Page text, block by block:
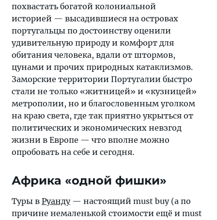
похвастать богатой колониальной
историей — высадившиеся на островах
португальцы по достоинству оценили
удивительную природу и комфорт для
обитания человека, вдали от штормов,
цунами и прочих природных катаклизмов.
Заморские территории Португалии быстро
стали не только «житницей» и «кузницей»
метрополии, но и благословенным уголком
на краю света, где так приятно укрыться от
политических и экономических невзгод
жизни в Европе — что вполне можно
опробовать на себе и сегодня.
Африка «одной фишки»
Туры в Руанду— настоящий must buy (а по
причине немаленькой стоимости ещё и must